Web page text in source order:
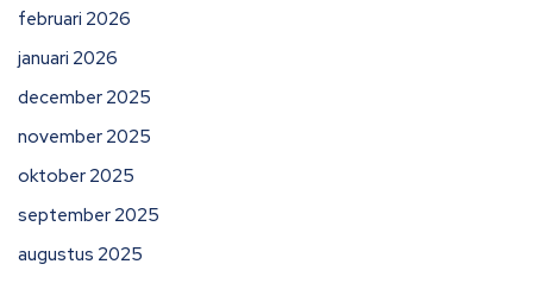
februari 2026
januari 2026
december 2025
november 2025
oktober 2025
september 2025
augustus 2025